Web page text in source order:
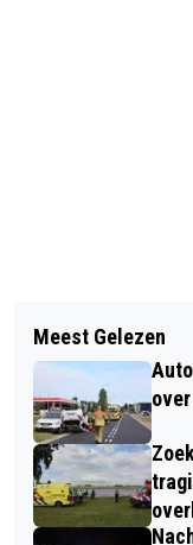
WSC KAN
RICHTEN
PERFECT-
BASIS VAN
BETAALT
RESULTAAT ’
Meest Gelezen